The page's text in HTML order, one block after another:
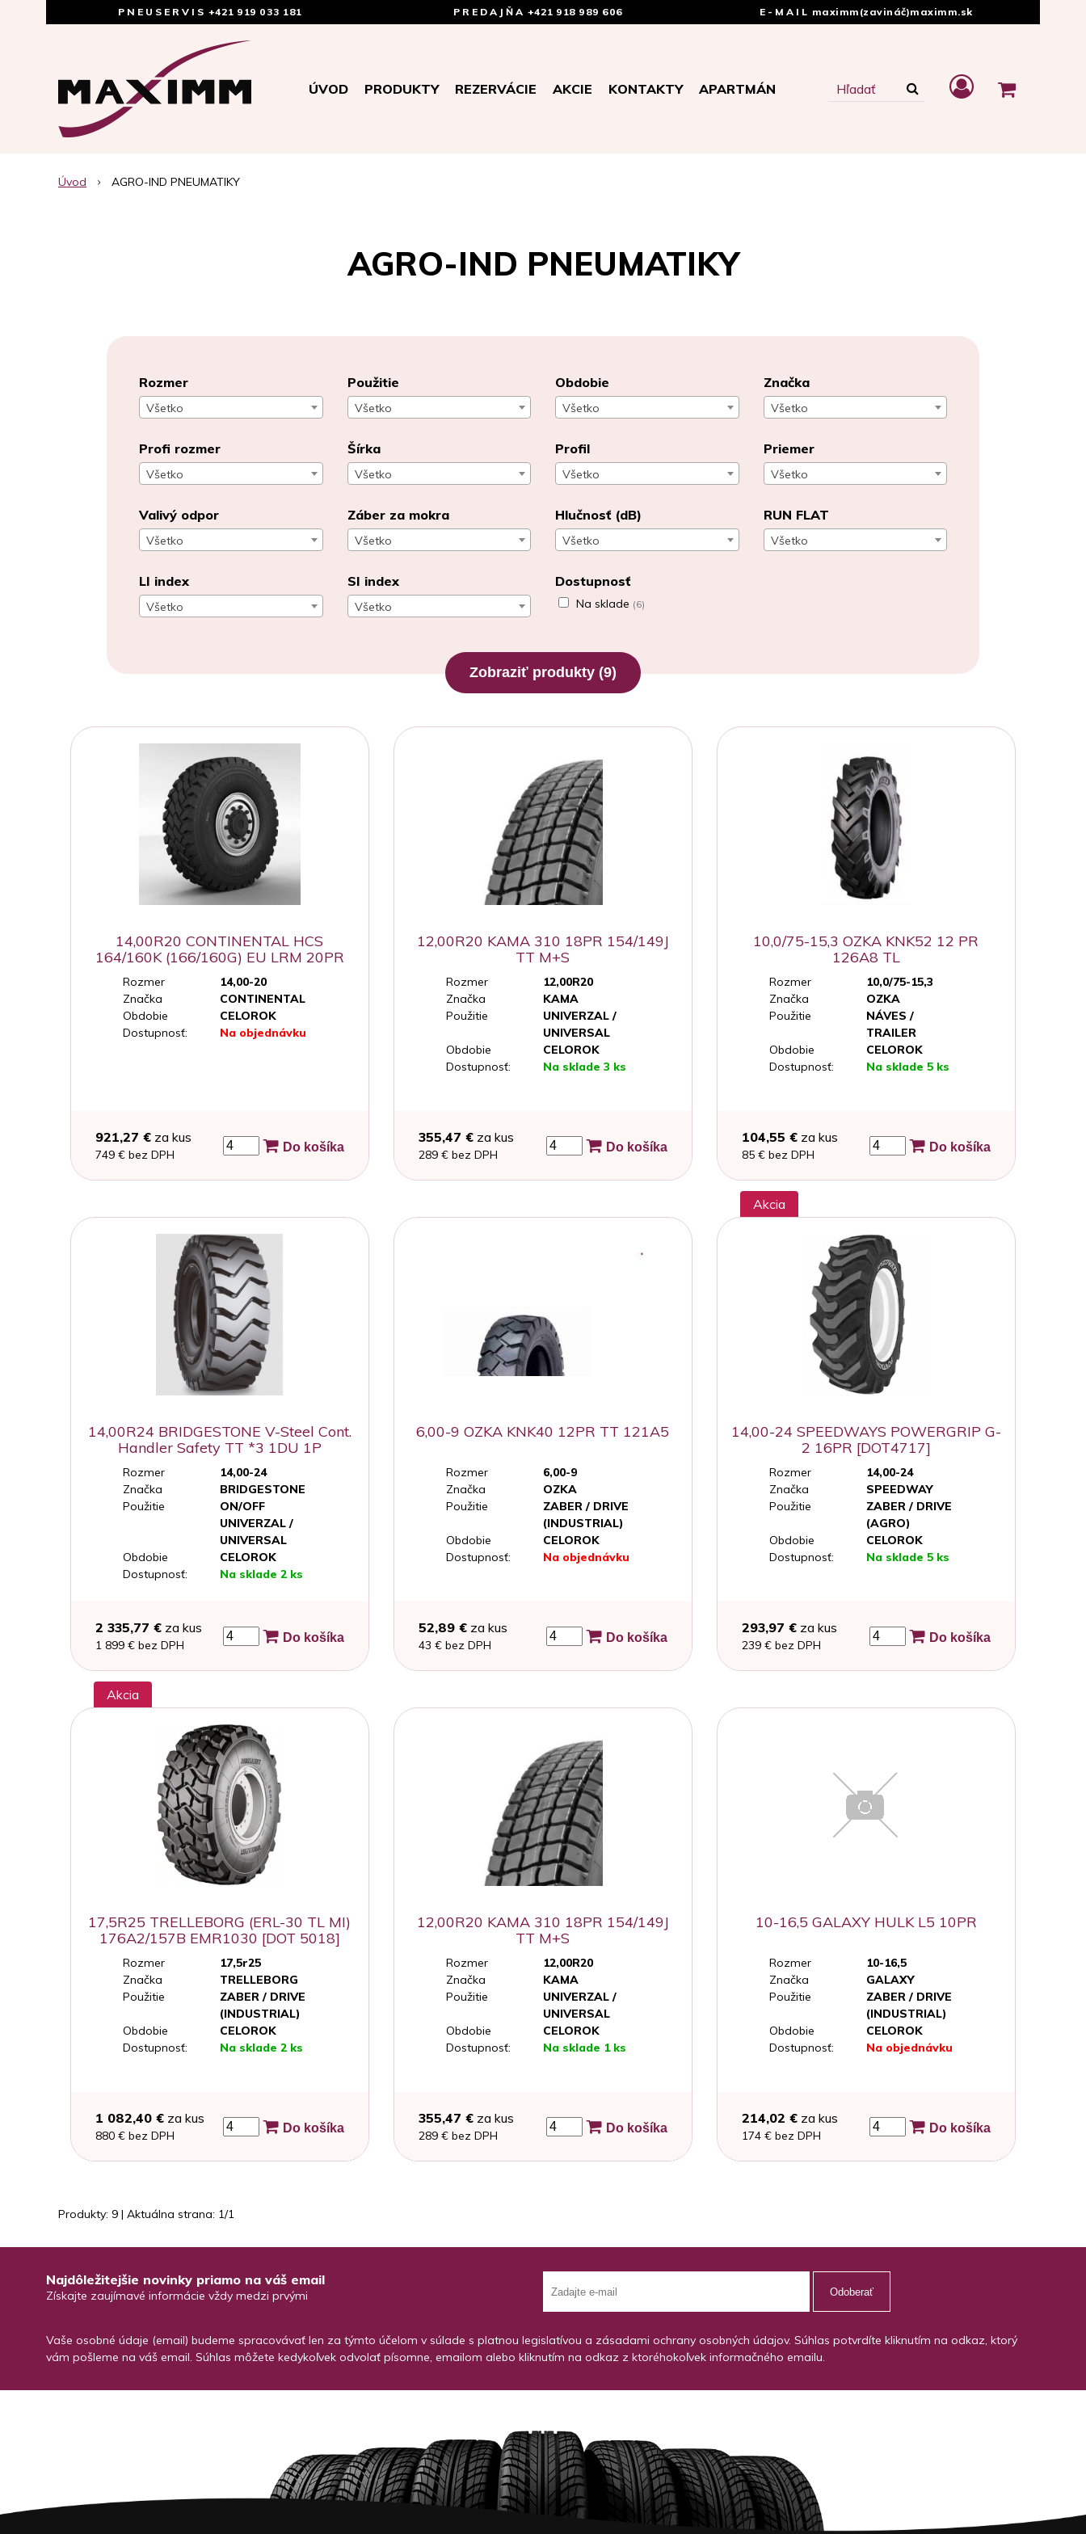
PNEUSERVIS +421 919 033 181 PREDAJŇA +421 918 989 606 E-MAIL maximm(zavináč)maximm.sk
ÚVOD PRODUKTY REZERVÁCIE AKCIE KONTAKTY APARTMÁN
Úvod AGRO-IND PNEUMATIKY
AGRO-IND PNEUMATIKY
Rozmer
Všetko
Použitie
Všetko
Obdobie
Všetko
Značka
Všetko
Profi rozmer
Všetko
Šírka
Všetko
Profil
Všetko
Priemer
Všetko
Valivý odpor
Všetko
Záber za mokra
Všetko
Hlučnosť (dB)
Všetko
RUN FLAT
Všetko
LI index
Všetko
SI index
Všetko
Dostupnosť
Na sklade (6)
Zobraziť produkty (9)
14,00R20 CONTINENTAL HCS
164/160K (166/160G) EU LRM 20PR
M+S
Rozmer
14,00-20
Značka
CONTINENTAL
Obdobie
CELOROK
Dostupnosť:
Na objednávku
921,27 € za kus
749 € bez DPH
Do košíka
12,00R20 KAMA 310 18PR 154/149J
TT M+S
Rozmer
12,00R20
Značka
KAMA
Použitie
UNIVERZAL /
UNIVERSAL
Obdobie
CELOROK
Dostupnosť:
Na sklade 3 ks
355,47 €za kus
289 € bez DPH
Do košíka
10,0/75-15,3 OZKA KNK52 12 PR
126A8 TL
Rozmer
10,0/75-15,3
Značka
OZKA
Použitie
NÁVES /
TRAILER
Obdobie
CELOROK
Dostupnosť:
Na sklade 5 ks
104,55 €za kus
85 € bez DPH
Do košíka
14,00R24 BRIDGESTONE V-Steel Cont.
Handler Safety TT *3 1DU 1P
Rozmer
14,00-24
Značka
BRIDGESTONE
Použitie
ON/OFF
UNIVERZAL /
UNIVERSAL
Obdobie
CELOROK
Dostupnosť:
Na sklade 2 ks
2 335,77 € za kus
1 899 € bez DPH
Do košíka
6,00-9 OZKA KNK40 12PR TT 121A5
Rozmer
6,00-9
Značka
OZKA
Použitie
ZABER / DRIVE
(INDUSTRIAL)
Obdobie
CELOROK
Dostupnosť:
Na objednávku
52,89 €za kus
43 € bez DPH
Do košíka
Akcia
14,00-24 SPEEDWAYS POWERGRIP G-
2 16PR [DOT4717]
Rozmer
14,00-24
Značka
SPEEDWAY
Použitie
ZABER / DRIVE
(AGRO)
Obdobie
CELOROK
Dostupnosť:
Na sklade 5 ks
293,97 €za kus
239 € bez DPH
Do košíka
Akcia
17,5R25 TRELLEBORG (ERL-30 TL MI)
176A2/157B EMR1030 [DOT 5018]
Rozmer
17,5r25
Značka
TRELLEBORG
Použitie
ZABER / DRIVE
(INDUSTRIAL)
Obdobie
CELOROK
Dostupnosť:
Na sklade 2 ks
1 082,40 € za kus
880 € bez DPH
Do košíka
12,00R20 KAMA 310 18PR 154/149J
TT M+S
Rozmer
12,00R20
Značka
KAMA
Použitie
UNIVERZAL /
UNIVERSAL
Obdobie
CELOROK
Dostupnosť:
Na sklade 1 ks
355,47 €za kus
289 € bez DPH
Do košíka
10-16,5 GALAXY HULK L5 10PR
Rozmer
10-16,5
Značka
GALAXY
Použitie
ZABER / DRIVE
(INDUSTRIAL)
Obdobie
CELOROK
Dostupnosť:
Na objednávku
214,02 €za kus
174 € bez DPH
Do košíka
Produkty: 9 | Aktuálna strana: 1/1
Najdôležitejšie novinky priamo na váš email
Získajte zaujímavé informácie vždy medzi prvými Odoberať
Vaše osobné údaje (email) budeme spracovávať len za týmto účelom v súlade s platnou legislatívou a zásadami ochrany osobných údajov. Súhlas potvrdíte kliknutím na odkaz, ktorý
vám pošleme na váš email. Súhlas môžete kedykoľvek odvolať písomne, emailom alebo kliknutím na odkaz z ktoréhokoľvek informačného emailu.